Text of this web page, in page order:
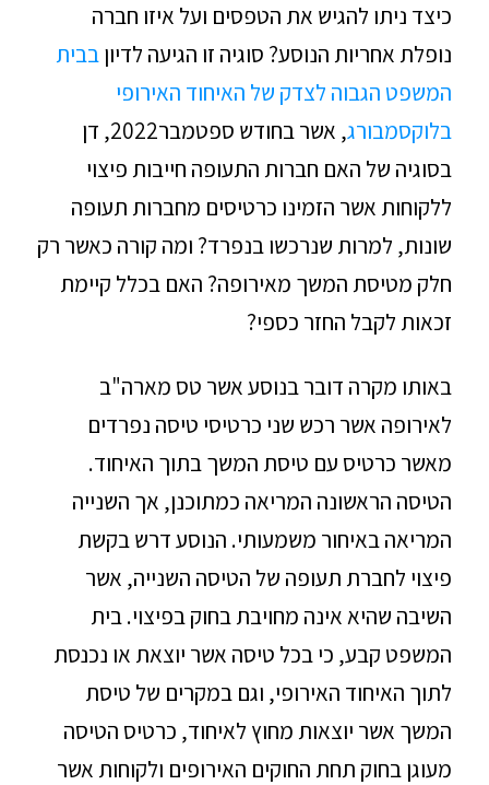
כיצד ניתו להגיש את הטפסים ועל איזו חברה
נופלת אחריות הנוסע? סוגיה זו הגיעה לדיוןבבית
המשפט הגבוה לצדק של האיחוד האירופי
בלוקסמבורג
, אשר בחודש ספטמבר2022, דן
בסוגיה של האם חברות התעופה חייבות פיצוי
ללקוחות אשר הזמינו כרטיסים מחברות תעופה
שונות, למרות שנרכשו בנפרד? ומה קורה כאשר רק
חלק מטיסת המשך מאירופה? האם בכלל קיימת
זכאות לקבל החזר כספי?
באותו מקרה דובר בנוסע אשר טס מארה"ב
לאירופה אשר רכש שני כרטיסי טיסה נפרדים
מאשר כרטיס עם טיסת המשך בתוך האיחוד.
הטיסה הראשונה המריאה כמתוכנן, אך השנייה
המריאה באיחור משמעותי. הנוסע דרש בקשת
פיצוי לחברת תעופה של הטיסה השנייה, אשר
השיבה שהיא אינה מחויבת בחוק בפיצוי. בית
המשפט קבע, כי בכל טיסה אשר יוצאת או נכנסת
לתוך האיחוד האירופי, וגם במקרים של טיסת
המשך אשר יוצאות מחוץ לאיחוד, כרטיס הטיסה
מעוגן בחוק תחת החוקים האירופים ולקוחות אשר